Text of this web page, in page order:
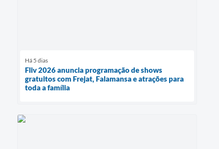
Há 5 dias
Fliv 2026 anuncia programação de shows
gratuitos com Frejat, Falamansa e atrações para
toda a família